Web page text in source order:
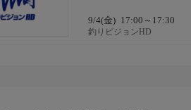
9/4(金) 17:00～17:30
釣りビジョンHD